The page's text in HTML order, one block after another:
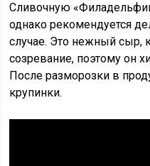
Сливочную
однако рекомендуется
случае. Это нежный сыр,
созревание, поэтому он
После разморозки в
крупинки.